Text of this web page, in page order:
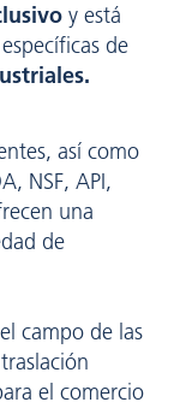
y está
de
así como
NSF, API,
una
de
campo de las
el comercio